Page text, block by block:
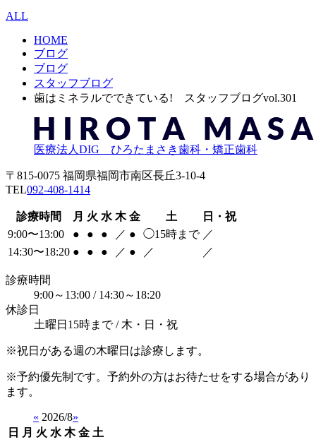
ALL
HOME
ブログ
ブログ
スタッフブログ
歯はミネラルでできている! スタッフブログvol.301
医療法人DIG ひろたまさき歯科・矯正歯科
〒815-0075 福岡県福岡市南区長丘3-10-4
TEL092-408-1414
診療時間 月 火 水 木 金 土
日・祝
9:00〜13:00
● ● ● ／ ● ◯15時まで ／
14:30〜18:20 ● ● ● ／ ● ／ ／
診療時間
9:00～13:00 / 14:30～18:20
休診日
土曜日15時まで / 木・日・祝
※祝日がある週の木曜日は診療します。
※予約優先制です。予約外の方はお待たせをする場合があり
ます。
« 2026/8»
日
月 火 水 木 金 土